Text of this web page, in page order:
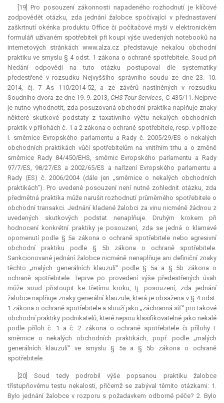
[19] Pro posouzení zákonnosti napadeného rozhodnutí je klíčové
zodpovědět otázku, zda jednání žalobce spočívající v přednastavení
zaškrtnutí okénka produktu Office či počítačové myši v elektronickém
formuláři užívaném spotřebiteli při koupi výše uvedených notebooků na
internetových stránkách www.alza.cz představuje nekalou obchodní
praktiku ve smyslu § 4 odst. 1 zákona o ochraně spotřebitele. Soud při
hledání odpovědi na tuto otázku postupoval dle systematiky
předestřené v rozsudku Nejvyššího správního soudu ze dne 23. 10.
2014, čj. 7 As 110/2014-52, a ze závěrů nastíněných v rozsudku
Soudního dvora ze dne 19. 9. 2013, CHS Tour Services, C-435/11. Nejprve
je nutno vyhodnotit, zda posuzovaná obchodní praktika naplňuje znaky
některé skutkové podstaty z taxativního výčtu nekalých obchodních
praktik v přílohách č. 1 a 2 zákona o ochraně spotřebitele, resp. v příloze
I. směrnice Evropského parlamentu a Rady č. 2005/29/ES o nekalých
obchodních praktikách vůči spotřebitelům na vnitřním trhu a o změně
směrnice Rady 84/450/EHS, směrnic Evropského parlamentu a Rady
97/7/ES, 98/27/ES a 2002/65/ES a nařízení Evropského parlamentu a
Rady (ES) č. 2006/2004 (dále jen „směrnice o nekalých obchodních
praktikách“). Pro uvedené posouzení není nutné zohlednit otázku, zda
předmětná praktika může narušit rozhodnutí průměrného spotřebitele o
obchodní transakci. Jednání kladené žalobci za vinu nicméně žádnou z
uvedených skutkových podstat nenaplňuje. Druhým krokem při
hodnocení konkrétní praktiky je posouzení, zda se jedná o klamavé
opomenutí podle § 5a zákona o ochraně spotřebitele nebo agresivní
obchodní praktiku podle § 5b zákona o ochraně spotřebitele.
Sankcionované jednání žalobce nicméně nenaplňuje ani definiční znaky
těchto „malých generálních klauzulí“ podle § 5a a § 5b zákona o
ochraně spotřebitele. Teprve po provedení výše předestřených úvah
může soud přistoupit ke třetímu kroku, tj. posouzení, zda jednání
žalobce naplňuje znaky generální klauzule, která je obsažena v § 4 odst.
1 zákona o ochraně spotřebitele a slouží jako „záchranná síť“ pro takové
obchodní praktiky podnikatelů, které nejsou klasifikovatelné jako nekalé
podle příloh č. 1 a č. 2 zákona o ochraně spotřebitele či přílohy I.
směrnice o nekalých obchodních praktikách, popř. podle „malých
generálních klauzulí“ ve smyslu § 5a a § 5b zákona o ochraně
spotřebitele.
[20] Soud tedy podrobil výše popsanou praktiku žalobce
třístupňovému testu nekalosti, přičemž se zabýval těmito otázkami: 1.
Bylo jednání žalobce v rozporu s požadavkem odborné péče? 2. Bylo